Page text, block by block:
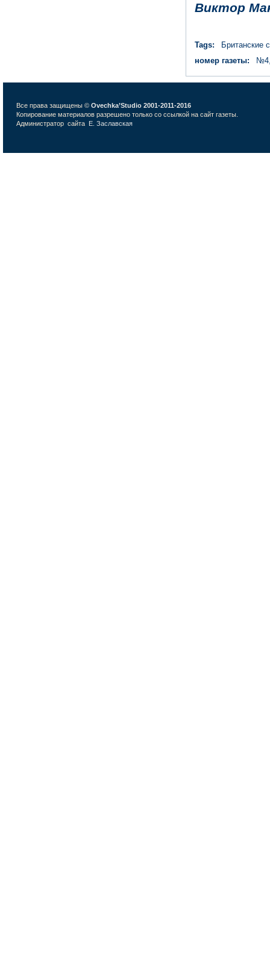
Виктор
Tags:
Британские
номер газеты:
№4,
Все права защищены © Ovechka’Studio 2001-2011-2016
Копирование материалов разрешено только со ссылкой на сайт газеты.
Администратор сайта Е. Заславская